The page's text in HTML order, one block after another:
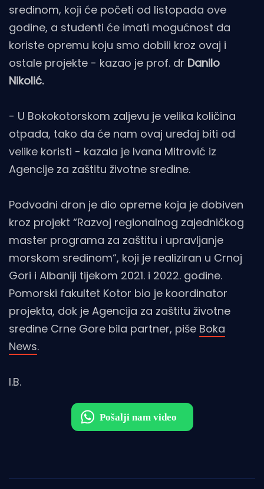
sredinom, koji će početi od listopada ove
godine, a studenti će imati mogućnost da
koriste opremu koju smo dobili kroz ovaj i
ostale projekte - kazao je prof. dr Danilo
Nikolić.
- U Bokokotorskom zaljevu je velika količina
otpada, tako da će nam ovaj uređaj biti od
velike koristi - kazala je Ivana Mitrović iz
Agencije za zaštitu životne sredine.
Podvodni dron je dio opreme koja je dobiven
kroz projekt “Razvoj regionalnog zajedničkog
master programa za zaštitu i upravljanje
morskom sredinom“, koji je realiziran u Crnoj
Gori i Albaniji tijekom 2021. i 2022. godine.
Pomorski fakultet Kotor bio je koordinator
projekta, dok je Agencija za zaštitu životne
sredine Crne Gore bila partner, piše Boka
News.
I.B.